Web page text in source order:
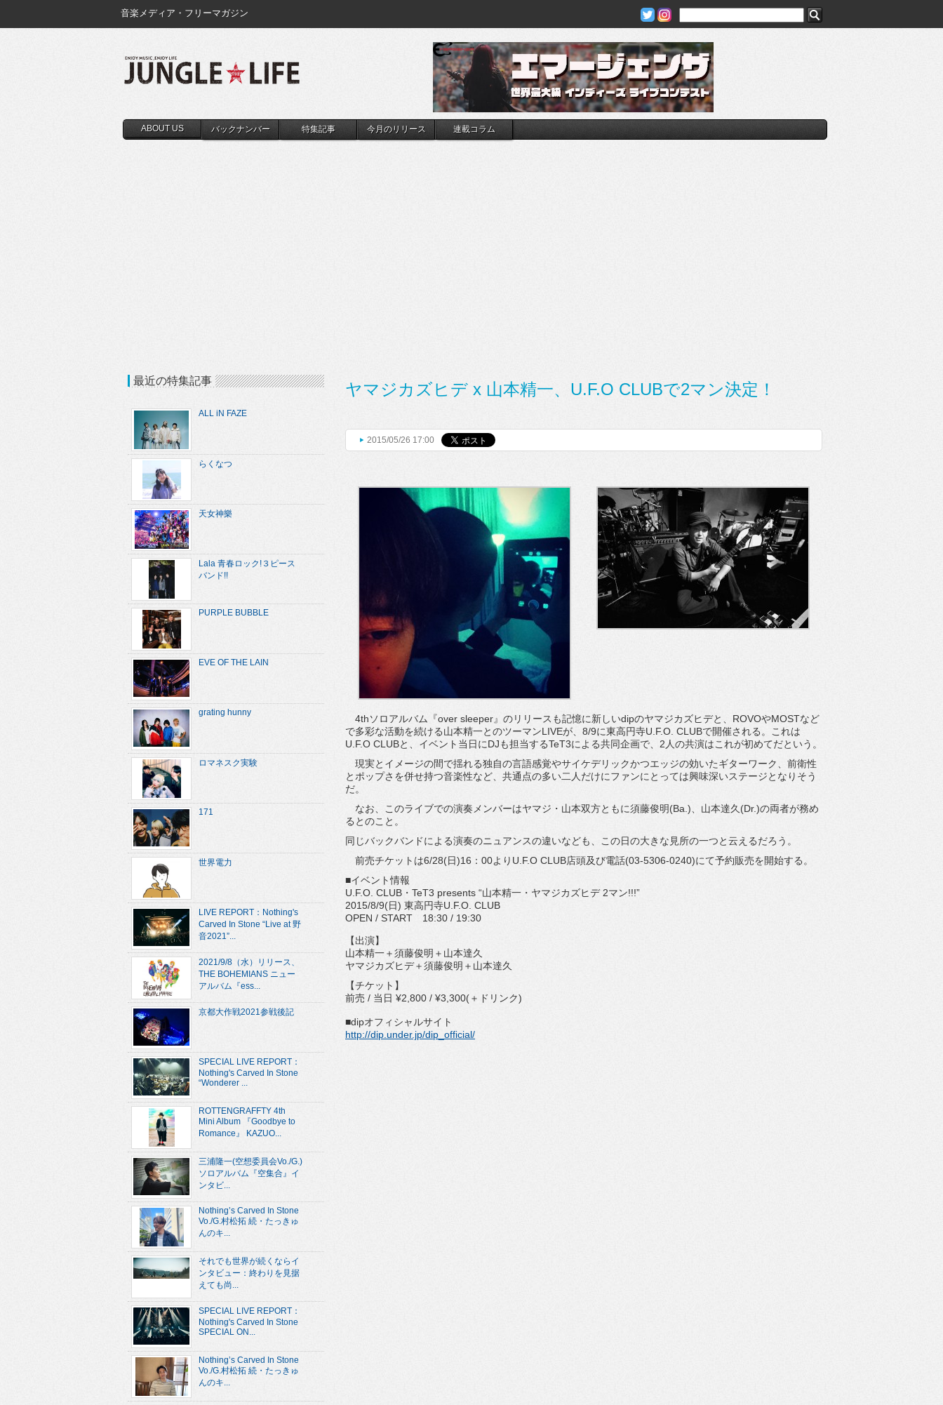
音楽メディア・フリーマガジン
ABOUT US バックナンバー 特集記事 今月のリリース 連載コラム
ヤマジカズヒデ x 山本精一、U.F.O CLUBで2マン決定！
2015/05/26 17:00
4thソロアルバム『over sleeper』のリリースも記憶に新しいdipのヤマジカズヒデと、ROVOやMOSTなど
で多彩な活動を続ける山本精一とのツーマンLIVEが、8/9に東高円寺U.F.O. CLUBで開催される。これは
U.F.O CLUBと、イベント当日にDJも担当するTeT3による共同企画で、2人の共演はこれが初めてだという。
現実とイメージの間で揺れる独自の言語感覚やサイケデリックかつエッジの効いたギターワーク、前衛性
とポップさを併せ持つ音楽性など、共通点の多い二人だけにファンにとっては興味深いステージとなりそう
だ。
なお、このライブでの演奏メンバーはヤマジ・山本双方ともに須藤俊明(Ba.)、山本達久(Dr.)の両者が務め
るとのこと。
同じバックバンドによる演奏のニュアンスの違いなども、この日の大きな見所の一つと云えるだろう。
前売チケットは6/28(日)16：00よりU.F.O CLUB店頭及び電話(03-5306-0240)にて予約販売を開始する。
■イベント情報
U.F.O. CLUB・TeT3 presents “山本精一・ヤマジカズヒデ 2マン!!!”
2015/8/9(日) 東高円寺U.F.O. CLUB
OPEN / START 18:30 / 19:30
【出演】
山本精一＋須藤俊明＋山本達久
ヤマジカズヒデ＋須藤俊明＋山本達久
【チケット】
前売 / 当日 ¥2,800 / ¥3,300(＋ドリンク)
■dipオフィシャルサイト
http://dip.under.jp/dip_official/
最近の特集記事
ALL iN FAZE
らくなつ
天女神樂
Lala 青春ロック!３ピース
バンド!!
PURPLE BUBBLE
EVE OF THE LAIN
grating hunny
ロマネスク実験
171
世界電力
LIVE REPORT：Nothing's
Carved In Stone “Live at 野
音2021”...
2021/9/8（水）リリース、
THE BOHEMIANS ニュー
アルバム『ess...
京都大作戦2021参戦後記
SPECIAL LIVE REPORT：
Nothing's Carved In Stone
“Wonderer ...
ROTTENGRAFFTY 4th
Mini Album 『Goodbye to
Romance』 KAZUO...
三浦隆一(空想委員会Vo./G.)
ソロアルバム『空集合』イ
ンタビ...
Nothing’s Carved In Stone
Vo./G.村松拓 続・たっきゅ
んのキ...
それでも世界が続くならイ
ンタビュー：終わりを見据
えても尚...
SPECIAL LIVE REPORT：
Nothing's Carved In Stone
SPECIAL ON...
Nothing’s Carved In Stone
Vo./G.村松拓 続・たっきゅ
んのキ...